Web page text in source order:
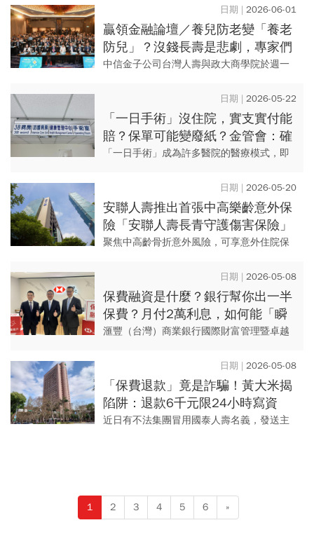
買房、31 就滾出千萬身家？她毫不藏私地揭
露了練就「富貴體質」...
2026-06-01
贏領金融論壇／養兒防老變「養老
防兒」？沒錢長壽是悲劇，專家們
教戰月存不用1萬、退休坐擁3000
中信金子公司台灣人壽與政大商學院於週一
濟、韌未來」，請到包括金管會副主委莊琇
媛、台灣人壽董事...
2026-05-22
「一日手術」沒住院，實支實付能
賠？保單可能變廢紙？金管會：確
實是痛點！3個月內全面盤點找解
「一日手術」成為許多醫院的醫療模式，即
療險的「住院理賠」項目。對此，金管會政
務副主委陳彥良20日指出，...
2026-05-20
安聯人壽推出首張中高樂齡意外保
險「安聯人壽長青守護傷害保險」
聚焦中高齡骨折意外風險，可享意外住院保
了，根據內政部統計國人平均壽命達80.77
歲，且邁入高齡...
2026-05-08
保費融資是什麼？銀行幫你出一半
保費？月付2萬利息，如何能「瞬
間動用1000萬元融資」，新模式
滙豐（台灣）商業銀行國際財富管理暨卓越
對競爭激烈的台灣財管市場，揭露滙豐銀行
的策略佈局。胡醒賢強調，...
2026-05-08
「保費退款」竟是詐騙！黃大米揭
陷阱：退款6千元限24小時寫資
料！國壽遭冒名，教3步驟看穿釣
近日有不法集團冒用國泰人壽名義，發送主
1 2 3 4 5 6 »